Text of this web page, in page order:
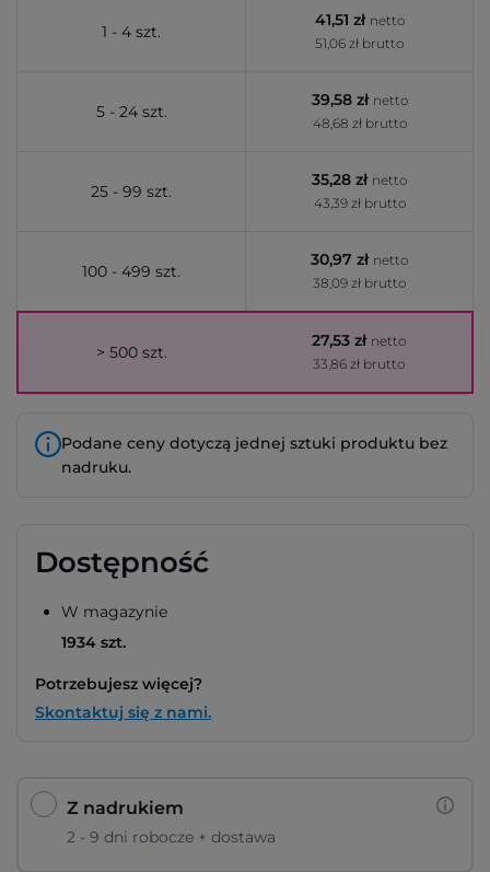
1 - 4 szt.
41,51 zł netto
51,06 zł brutto
5 - 24 szt.
39,58 zł netto
48,68 zł brutto
25 - 99 szt.
35,28 zł netto
43,39 zł brutto
100 - 499 szt.
30,97 zł netto
38,09 zł brutto
> 500 szt.
27,53 zł netto
33,86 zł brutto
Podane ceny dotyczą jednej sztuki produktu bez
nadruku.
Dostępność
W magazynie
1934 szt.
Potrzebujesz więcej?
Skontaktuj się z nami.
Z nadrukiem
2 - 9 dni robocze + dostawa